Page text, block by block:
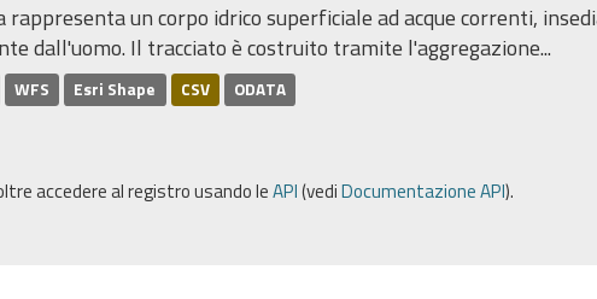
rappresenta un corpo idrico superficiale ad acque correnti,
dall'uomo. Il tracciato è costruito tramite l'aggregazione...
WFS Esri Shape CSV ODATA
accedere al registro usando leAPI(vediDocumentazione API).